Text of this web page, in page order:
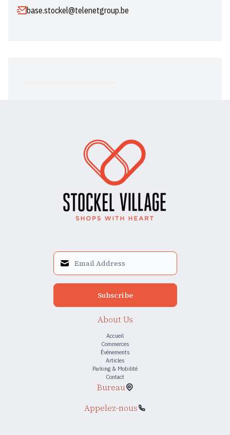
base.stockel@telenetgroup.be
Subscribe
About Us
Accueil
Commerces
Événements
Articles
Parking & Mobilité
Contact
Bureau
Appelez-nous